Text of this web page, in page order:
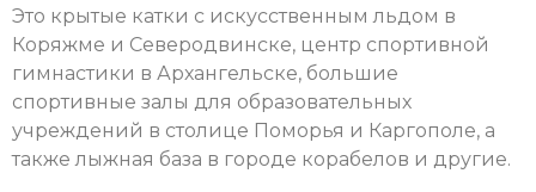
Это крытые катки с искусственным льдом в
Коряжме и Северодвинске, центр спортивной
гимнастики в Архангельске, большие
спортивные залы для образовательных
учреждений в столице Поморья и Каргополе, а
также лыжная база в городе корабелов и другие.